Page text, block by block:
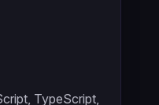
TypeScript,